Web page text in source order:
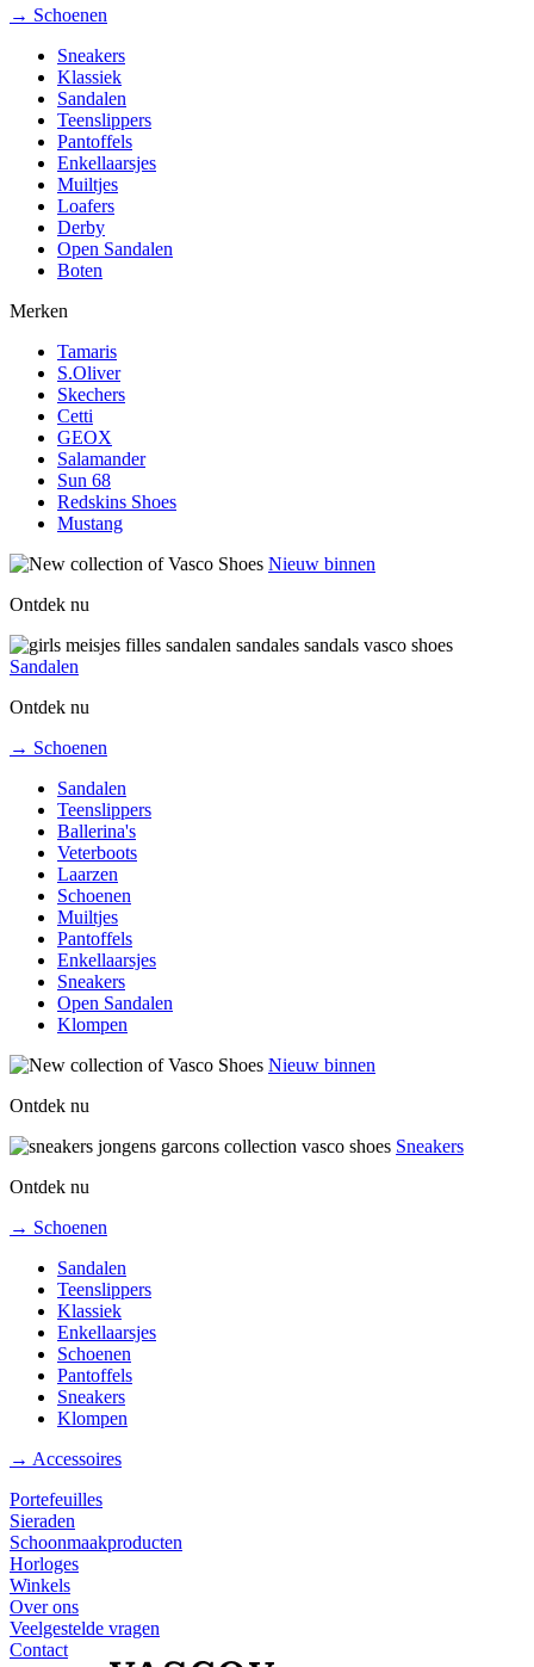
→ Schoenen
Sneakers
Klassiek
Sandalen
Teenslippers
Pantoffels
Enkellaarsjes
Muiltjes
Loafers
Derby
Open Sandalen
Boten
Merken
Tamaris
S.Oliver
Skechers
Cetti
GEOX
Salamander
Sun 68
Redskins Shoes
Mustang
Nieuw binnen
Ontdek nu
Sandalen
Ontdek nu
→ Schoenen
Sandalen
Teenslippers
Ballerina's
Veterboots
Laarzen
Schoenen
Muiltjes
Pantoffels
Enkellaarsjes
Sneakers
Open Sandalen
Klompen
Nieuw binnen
Ontdek nu
Sneakers
Ontdek nu
→ Schoenen
Sandalen
Teenslippers
Klassiek
Enkellaarsjes
Schoenen
Pantoffels
Sneakers
Klompen
→ Accessoires
Portefeuilles
Sieraden
Schoonmaakproducten
Horloges
Winkels
Over ons
Veelgestelde vragen
Contact